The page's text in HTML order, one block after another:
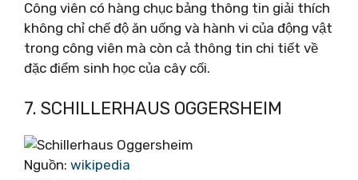
Công viên có hàng chục bảng thông tin giải thích
không chỉ chế độ ăn uống và hành vi của động vật
trong công viên mà còn cả thông tin chi tiết về
đặc điểm sinh học của cây cối.
7. SCHILLERHAUS OGGERSHEIM
Nguồn: wikipedia